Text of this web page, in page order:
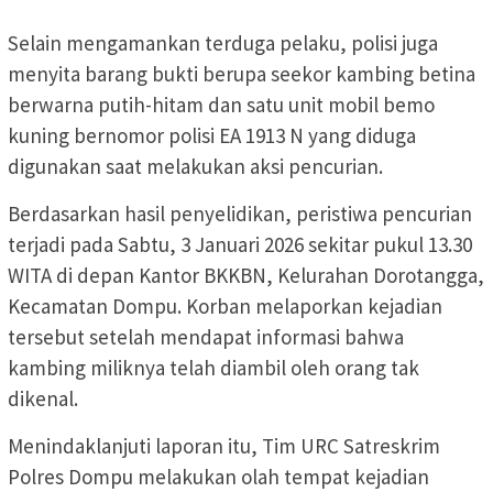
Selain mengamankan terduga pelaku, polisi juga
menyita barang bukti berupa seekor kambing betina
berwarna putih-hitam dan satu unit mobil bemo
kuning bernomor polisi EA 1913 N yang diduga
digunakan saat melakukan aksi pencurian.
Berdasarkan hasil penyelidikan, peristiwa pencurian
terjadi pada Sabtu, 3 Januari 2026 sekitar pukul 13.30
WITA di depan Kantor BKKBN, Kelurahan Dorotangga,
Kecamatan Dompu. Korban melaporkan kejadian
tersebut setelah mendapat informasi bahwa
kambing miliknya telah diambil oleh orang tak
dikenal.
Menindaklanjuti laporan itu, Tim URC Satreskrim
Polres Dompu melakukan olah tempat kejadian